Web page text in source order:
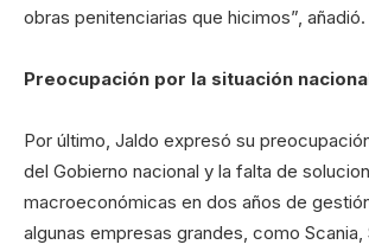
obras penitenciarias que hicimos”, añadió.
Preocupación por la situación
Por último, Jaldo expresó su
del Gobierno nacional y la falta de
macroeconómicas en dos años de
algunas empresas grandes, como Scania,